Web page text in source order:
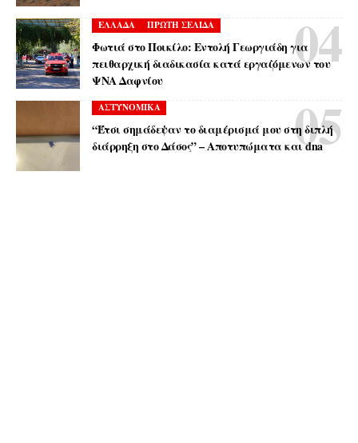
ΕΛΛΑΔΑ ΠΡΩΤΗ ΣΕΛΙΔΑ
Φωτιά στο Ποικίλο: Εντολή Γεωργιάδη για
πειθαρχική διαδικασία κατά εργαζόμενων του
ΨΝΑ Δαφνίου
ΑΣΤΥΝΟΜΙΚΑ
“Έτσι σημάδεψαν το διαμέρισμά μου στη διπλή
διάρρηξη στο Δάσος” – Αποτυπώματα και dna